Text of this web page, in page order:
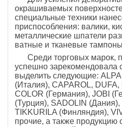
окрашиваемых
специальные техники
приспособления: валики,
металлические шпатели
ватные и тканевые
Среди торговых марок,
успешно зарекомендовала
выделить следующие:
(Италия), CAPAROL,
COLOR (Германия), JOBI
(Турция), SADOLIN
TIKKURILA (Финляндия),
прочие, а также продукцию